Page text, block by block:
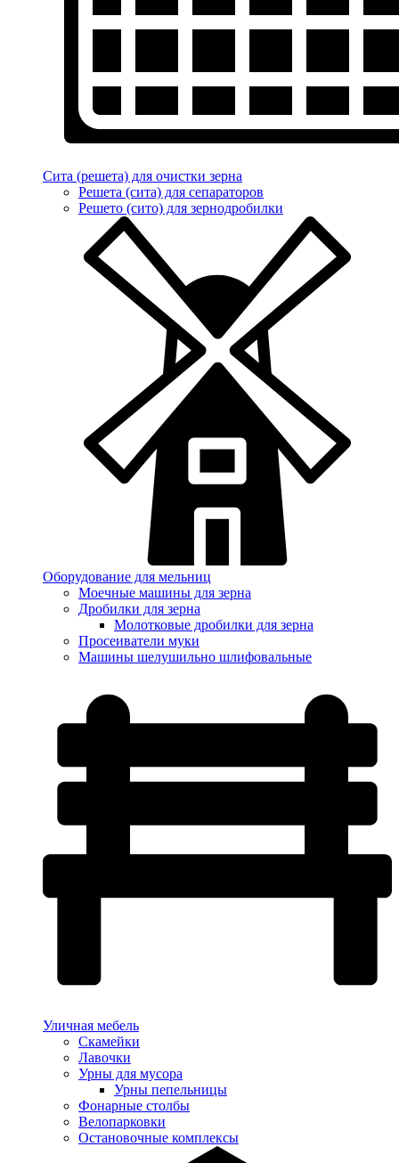
Сита (решета) для очистки зерна
Решета (сита) для сепараторов
Решето (сито) для зернодробилки
Оборудование для мельниц
Моечные машины для зерна
Дробилки для зерна
Молотковые дробилки для зерна
Просеиватели муки
Машины шелушильно шлифовальные
Уличная мебель
Скамейки
Лавочки
Урны для мусора
Урны пепельницы
Фонарные столбы
Велопарковки
Остановочные комплексы